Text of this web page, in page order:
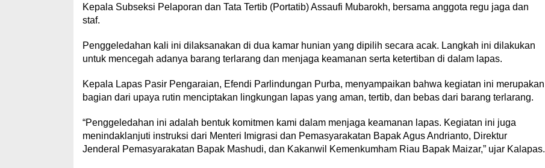
Kepala Subseksi Pelaporan dan Tata Tertib (Portatib) Assaufi Mubarokh, bersama anggota regu jaga dan
staf.
Penggeledahan kali ini dilaksanakan di dua kamar hunian yang dipilih secara acak. Langkah ini dilakukan
untuk mencegah adanya barang terlarang dan menjaga keamanan serta ketertiban di dalam lapas.
Kepala Lapas Pasir Pengaraian, Efendi Parlindungan Purba, menyampaikan bahwa kegiatan ini merupakan
bagian dari upaya rutin menciptakan lingkungan lapas yang aman, tertib, dan bebas dari barang terlarang.
“Penggeledahan ini adalah bentuk komitmen kami dalam menjaga keamanan lapas. Kegiatan ini juga
menindaklanjuti instruksi dari Menteri Imigrasi dan Pemasyarakatan Bapak Agus Andrianto, Direktur
Jenderal Pemasyarakatan Bapak Mashudi, dan Kakanwil Kemenkumham Riau Bapak Maizar,” ujar Kalapas.